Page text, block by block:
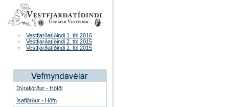
Vestfjarðatíðindi 1. tbl 2016
Vestfjarðatíðindi 2. tbl 2015
Vestfjarðatíðindi 1. tbl 2015
Dýrafjörður - Höfði
Ísafjörður - Höfn